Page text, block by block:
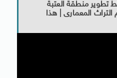
تطوير منطقة العتبة
التراث المعمارى | هذا